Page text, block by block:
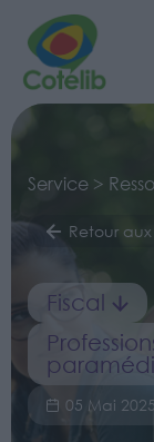
Service >
Retour aux
Fiscal
05 Mai 2025